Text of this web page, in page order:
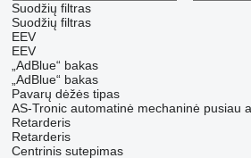
Suodžių filtras
Suodžių filtras
EEV
EEV
„AdBlue“ bakas
„AdBlue“ bakas
Pavarų dėžės tipas
AS-Tronic automatinė mechaninė pusiau
Retarderis
Retarderis
Centrinis sutepimas